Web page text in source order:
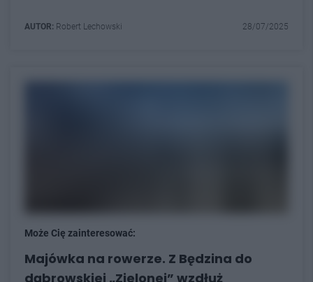
AUTOR: Robert Lechowski 28/07/2025
Może Cię zainteresować:
Majówka na rowerze. Z Będzina do
dąbrowskiej „Zielonej” wzdłuż